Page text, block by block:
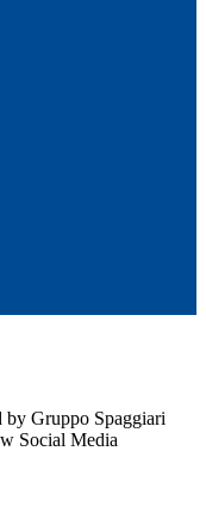
by Gruppo Spaggiari
Social Media